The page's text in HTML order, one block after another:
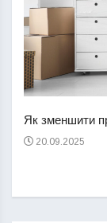
Як зменшити
20.09.2025